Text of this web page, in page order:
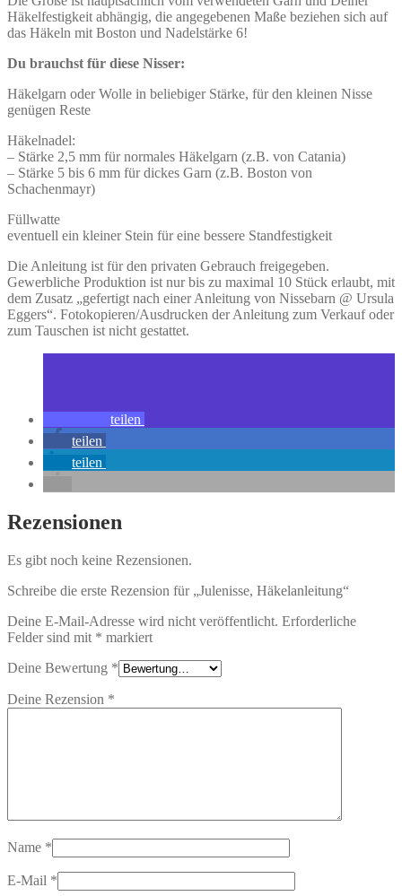
Häkelfestigkeit abhängig, die angegebenen Maße beziehen sich auf
das Häkeln mit Boston und Nadelstärke 6!
Du brauchst für diese Nisser:
Häkelgarn oder Wolle in beliebiger Stärke, für den kleinen Nisse
genügen Reste
Häkelnadel:
– Stärke 2,5 mm für normales Häkelgarn (z.B. von Catania)
– Stärke 5 bis 6 mm für dickes Garn (z.B. Boston von
Schachenmayr)
Füllwatte
eventuell ein kleiner Stein für eine bessere Standfestigkeit
Die Anleitung ist für den privaten Gebrauch freigegeben.
Gewerbliche Produktion ist nur bis zu maximal 10 Stück erlaubt, mit
dem Zusatz „gefertigt nach einer Anleitung von Nissebarn @ Ursula
Eggers“. Fotokopieren/Ausdrucken der Anleitung zum Verkauf oder
zum Tauschen ist nicht gestattet.
teilen
teilen
teilen
Rezensionen
Es gibt noch keine Rezensionen.
Schreibe die erste Rezension für „Julenisse, Häkelanleitung“
Deine E-Mail-Adresse wird nicht veröffentlicht. Erforderliche
Felder sind mit * markiert
Deine Bewertung *
Deine Rezension *
Name *
E-Mail *